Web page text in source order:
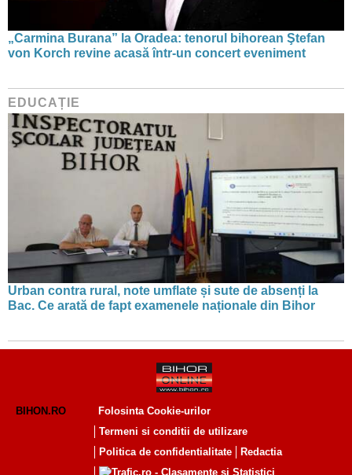
„Carmina Burana” la Oradea: tenorul bihorean Ştefan
von Korch revine acasă într-un concert eveniment
EDUCAȚIE
Urban contra rural, note umflate și sute de absenți la
Bac. Ce arată de fapt examenele naționale din Bihor
BIHON.RO
Folosinta Cookie-urilor
Termeni si conditii de utilizare
Politica de confidentialitate
Redactia